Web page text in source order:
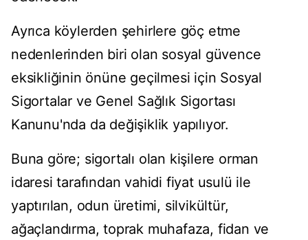
Ayrıca köylerden şehirlere göç etme
nedenlerinden biri olan sosyal güvence
eksikliğinin önüne geçilmesi için Sosyal
Sigortalar ve Genel Sağlık Sigortası
Kanunu'nda da değişiklik yapılıyor.
Buna göre; sigortalı olan kişilere orman
idaresi tarafından vahidi fiyat usulü ile
yaptırılan, odun üretimi, silvikültür,
ağaçlandırma, toprak muhafaza, fidan ve